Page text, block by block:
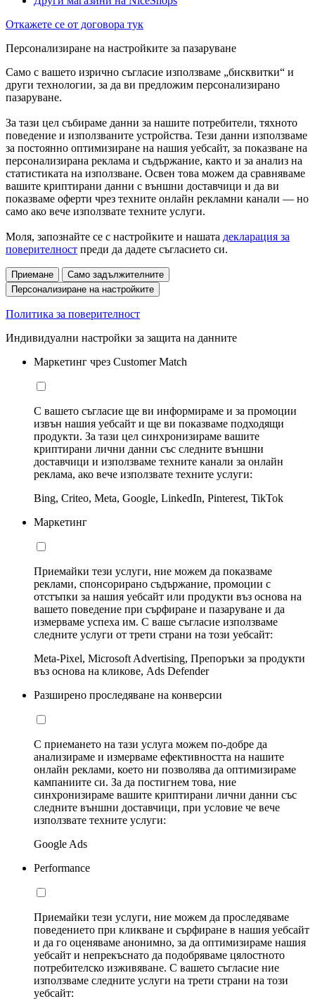
Откажете се от договора тук
Персонализиране на настройките за пазаруване
Само с вашето изрично съгласие използваме „бисквитки“ и
други технологии, за да ви предложим персонализирано
пазаруване.
За тази цел събираме данни за нашите потребители, тяхното
поведение и използваните устройства. Тези данни използваме
за постоянно оптимизиране на нашия уебсайт, за показване на
персонализирана реклама и съдържание, както и за анализ на
статистиката на използване. Освен това можем да сравняваме
вашите криптирани данни с външни доставчици и да ви
показваме оферти чрез техните онлайн рекламни канали — но
само ако вече използвате техните услуги.
Моля, запознайте се с настройките и нашата декларация за
поверителност преди да дадете съгласието си.
Приемане
Само задължителните
Персонализиране на настройките
Политика за поверителност
Индивидуални настройки за защита на данните
Маркетинг чрез Customer Match
С вашето съгласие ще ви информираме и за промоции
извън нашия уебсайт и ще ви показваме подходящи
продукти. За тази цел синхронизираме вашите
криптирани лични данни със следните външни
доставчици и използваме техните канали за онлайн
реклама, ако вече използвате техните услуги:
Bing, Criteo, Meta, Google, LinkedIn, Pinterest, TikTok
Маркетинг
Приемайки тези услуги, ние можем да показваме
реклами, спонсорирано съдържание, промоции с
отстъпки за нашия уебсайт или продукти въз основа на
вашето поведение при сърфиране и пазаруване и да
измерваме успеха им. С ваше съгласие използваме
следните услуги от трети страни на този уебсайт:
Meta-Pixel, Microsoft Advertising, Препоръки за продукти
въз основа на кликове, Ads Defender
Разширено проследяване на конверсии
С приемането на тази услуга можем по-добре да
анализираме и измерваме ефективността на нашите
онлайн реклами, което ни позволява да оптимизираме
кампаниите си. За да постигнем това, ние
синхронизираме вашите криптирани лични данни със
следните външни доставчици, при условие че вече
използвате техните услуги:
Google Ads
Performance
Приемайки тези услуги, ние можем да проследяваме
поведението при кликване и сърфиране в нашия уебсайт
и да го оценяваме анонимно, за да оптимизираме нашия
уебсайт и непрекъснато да подобряваме цялостното
потребителско изживяване. С вашето съгласие ние
използваме следните услуги на трети страни на този
уебсайт: